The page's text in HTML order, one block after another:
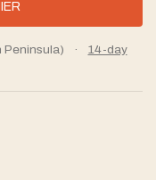
Peninsula) ·
14-day